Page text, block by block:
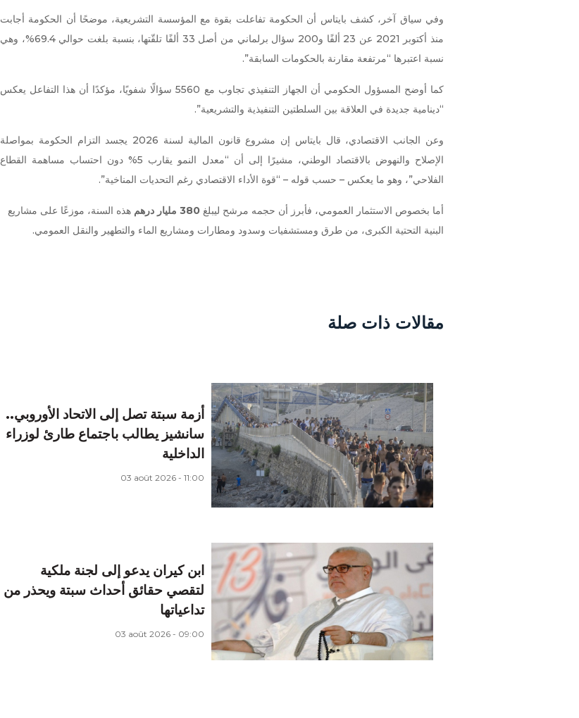
وفي سياق آخر، كشف بايتاس أن الحكومة تفاعلت بقوة مع المؤسسة التشريعية، موضحًا أن الحكومة أجابت
منذ أكتوبر 2021 عن 23 ألفًا و200 سؤال برلماني من أصل 33 ألفًا تلقّتها، بنسبة بلغت حوالي 69.4%، وهي
نسبة اعتبرها “مرتفعة مقارنة بالحكومات السابقة”.
كما أوضح المسؤول الحكومي أن الجهاز التنفيذي تجاوب مع 5560 سؤالًا شفويًا، مؤكدًا أن هذا التفاعل يعكس
“دينامية جديدة في العلاقة بين السلطتين التنفيذية والتشريعية”.
وعن الجانب الاقتصادي، قال بايتاس إن مشروع قانون المالية لسنة 2026 يجسد التزام الحكومة بمواصلة
الإصلاح والنهوض بالاقتصاد الوطني، مشيرًا إلى أن “معدل النمو يقارب 5% دون احتساب مساهمة القطاع
الفلاحي”، وهو ما يعكس – حسب قوله – “قوة الأداء الاقتصادي رغم التحديات المناخية”.
أما بخصوص الاستثمار العمومي، فأبرز أن حجمه مرشح ليبلغ 380 مليار درهم
هذه السنة، موزعًا على مشاريع
البنية التحتية الكبرى، من طرق ومستشفيات وسدود ومطارات ومشاريع الماء والتطهير والنقل العمومي.
مقالات ذات صلة
أزمة سبتة تصل إلى الاتحاد الأوروبي..
سانشيز يطالب باجتماع طارئ لوزراء
الداخلية
03 août 2026 - 11:00
ابن كيران يدعو إلى لجنة ملكية
لتقصي حقائق أحداث سبتة ويحذر من
تداعياتها
03 août 2026 - 09:00